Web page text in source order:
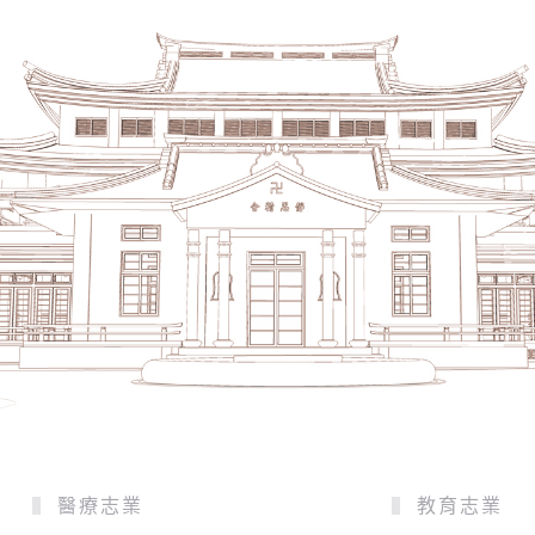
醫療志業 教育志業